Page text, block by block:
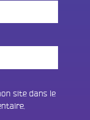
site dans le